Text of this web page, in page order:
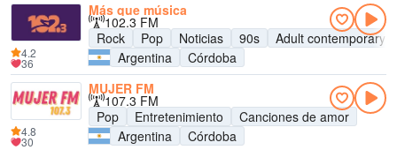
Más que música
102.3 FM
Rock
Pop Noticias 90s
Adult contemporary
Argentina
Córdoba
4.2
36
MUJER FM
107.3 FM
Pop
Entretenimiento
Canciones de amor
Argentina
Córdoba
4.8
30